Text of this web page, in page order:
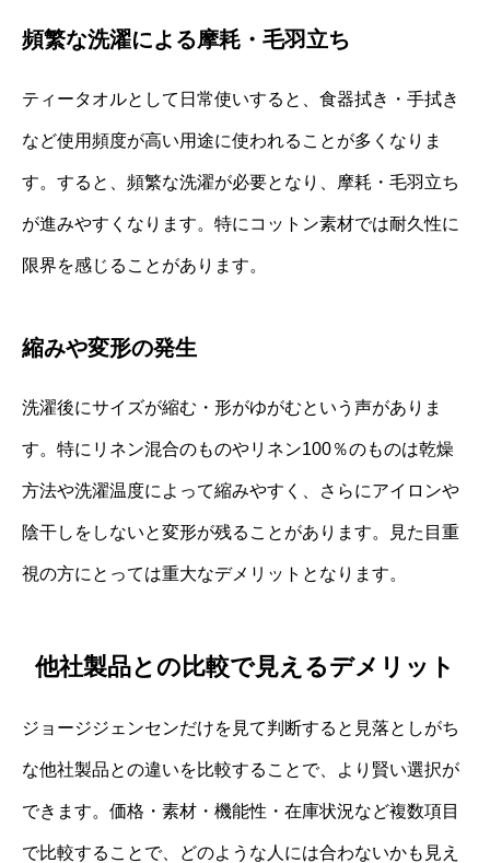
頻繁な洗濯による摩耗・毛羽立ち
ティータオルとして日常使いすると、食器拭き・手拭き
など使用頻度が高い用途に使われることが多くなりま
す。すると、頻繁な洗濯が必要となり、摩耗・毛羽立ち
が進みやすくなります。特にコットン素材では耐久性に
限界を感じることがあります。
縮みや変形の発生
洗濯後にサイズが縮む・形がゆがむという声がありま
す。特にリネン混合のものやリネン100％のものは乾燥
方法や洗濯温度によって縮みやすく、さらにアイロンや
陰干しをしないと変形が残ることがあります。見た目重
視の方にとっては重大なデメリットとなります。
他社製品との比較で見えるデメリット
ジョージジェンセンだけを見て判断すると見落としがち
な他社製品との違いを比較することで、より賢い選択が
できます。価格・素材・機能性・在庫状況など複数項目
で比較することで、どのような人には合わないかも見え